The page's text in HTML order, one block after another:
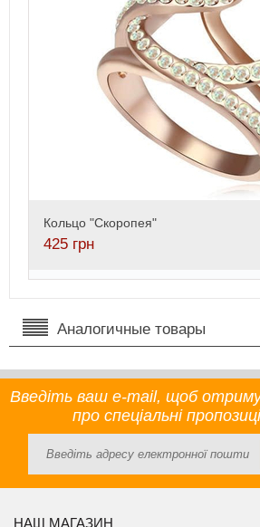
Кольцо "Скоропея"
425 грн
Аналогичные товары
Введіть ваш e-mail, щоб
про спеціальні
НАШ МАГАЗИН